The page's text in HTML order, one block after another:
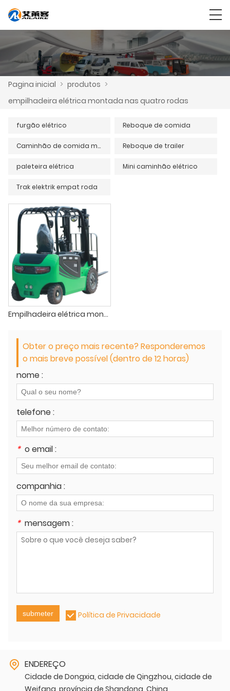
Pagina inicial > produtos >
empilhadeira elétrica montada nas quatro rodas
furgão elétrico Reboque de comida
Caminhão de comida móvel Reboque de trailer
paleteira elétrica Mini caminhão elétrico
Trak elektrik empat roda
Empilhadeira elétrica montada em quatro rodas de 4-10 toneladas
Obter o preço mais recente? Responderemos
o mais breve possível (dentro de 12 horas)
nome :
telefone :
* o email :
companhia :
* mensagem :
submeter Política de Privacidade
ENDEREÇO
Cidade de Dongxia, cidade de Qingzhou, cidade de
Weifang, província de Shandong, China